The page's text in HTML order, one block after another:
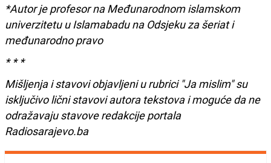
*Autor je profesor na Međunarodnom islamskom
univerzitetu u Islamabadu na Odsjeku za šeriat i
međunarodno pravo
* * *
Mišljenja i stavovi objavljeni u rubrici "Ja mislim" su
isključivo lični stavovi autora tekstova i moguće da ne
odražavaju stavove redakcije portala
Radiosarajevo.ba